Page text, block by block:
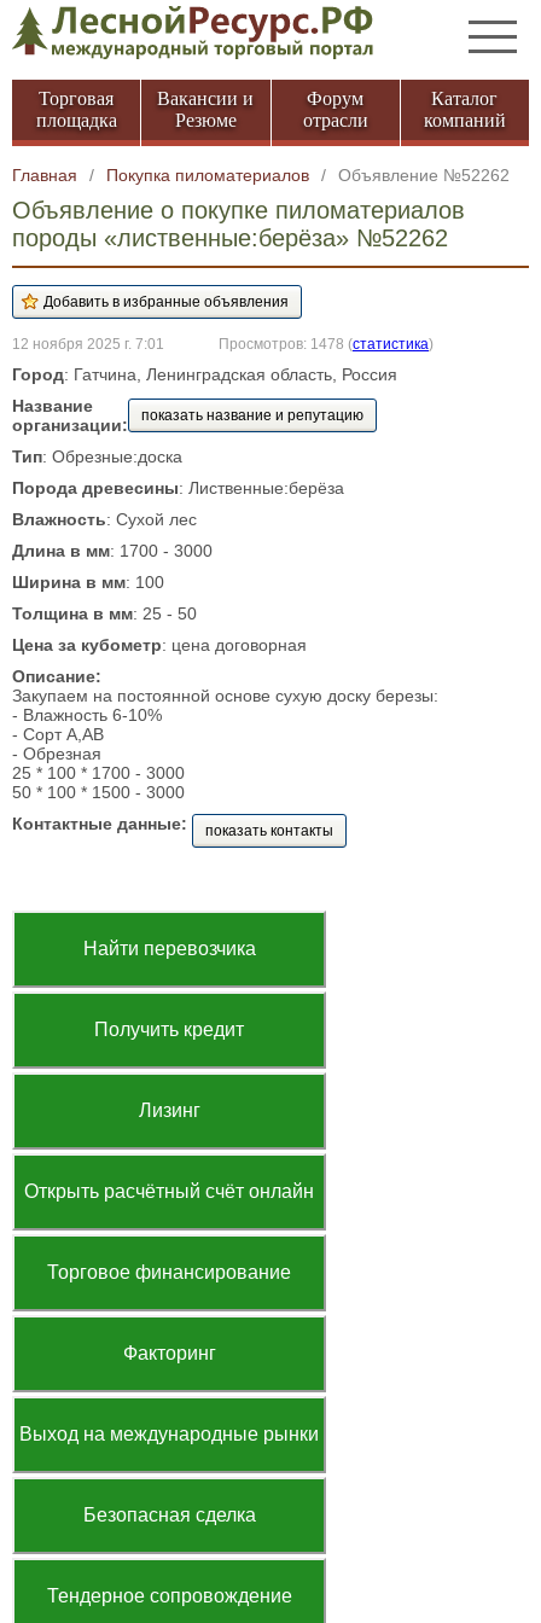
Торговая
площадка
Вакансии и
Резюме
Форум
отрасли
Каталог
компаний
Главная / Покупка пиломатериалов / Объявление №52262
Объявление о покупке пиломатериалов
породы «лиственные:берёза» №52262
12 ноября 2025 г. 7:01 Просмотров: 1478 (статистика)
Город: Гатчина, Ленинградская область, Россия
Название
организации:
показать название и репутацию
Тип: Обрезные:доска
Порода древесины: Лиственные:берёза
Влажность: Сухой лес
Длина в мм: 1700 - 3000
Ширина в мм: 100
Толщина в мм: 25 - 50
Цена за кубометр: цена договорная
Описание:
Закупаем на постоянной основе сухую доску березы:
- Влажность 6-10%
- Сорт A,AB
- Обрезная
25 * 100 * 1700 - 3000
50 * 100 * 1500 - 3000
Контактные данные:
показать контакты
Найти перевозчика
Получить кредит
Лизинг
Открыть расчётный счёт онлайн
Торговое финансирование
Факторинг
Выход на международные рынки
Безопасная сделка
Тендерное сопровождение